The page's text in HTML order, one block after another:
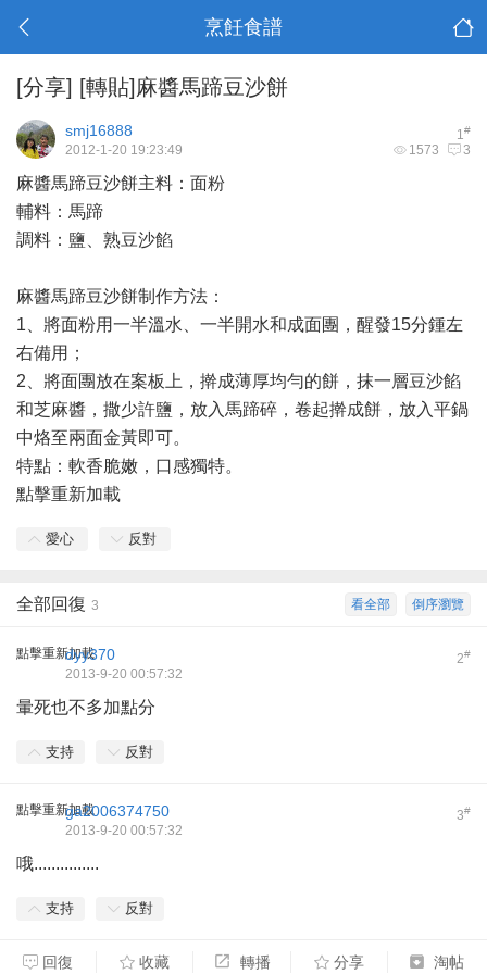
烹飪食譜
[分享] [轉貼]麻醬馬蹄豆沙餅
1#
smj16888
1573 3
2012-1-20 19:23:49
麻醬馬蹄豆沙餅主料：面粉
輔料：馬蹄
調料：鹽、熟豆沙餡
麻醬馬蹄豆沙餅制作方法：
1、將面粉用一半溫水、一半開水和成面團，醒發15分鍾左
右備用；
2、將面團放在案板上，擀成薄厚均勻的餅，抹一層豆沙餡
和芝麻醬，撒少許鹽，放入馬蹄碎，卷起擀成餅，放入平鍋
中烙至兩面金黃即可。
特點：軟香脆嫩，口感獨特。
點擊重新加載
愛心 反對
倒序瀏覽
看全部
全部回復 3
點擊重新加載 2#
dyy370
2013-9-20 00:57:32
暈死也不多加點分
支持 反對
點擊重新加載 3#
ga2006374750
2013-9-20 00:57:32
哦...............
支持 反對
回復 收藏 轉播 分享 淘帖